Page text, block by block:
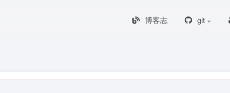
博客志 git